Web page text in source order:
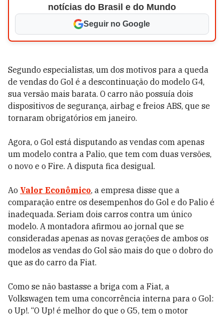
notícias do Brasil e do Mundo
Seguir no Google
Segundo especialistas, um dos motivos para a queda
de vendas do Gol é a descontinuação do modelo G4,
sua versão mais barata. O carro não possuía dois
dispositivos de segurança, airbag e freios ABS, que se
tornaram obrigatórios em janeiro.
Agora, o Gol está disputando as vendas com apenas
um modelo contra a Palio, que tem com duas versões,
o novo e o Fire. A disputa fica desigual.
Ao Valor Econômico, a empresa disse que a
comparação entre os desempenhos do Gol e do Palio é
inadequada. Seriam dois carros contra um único
modelo. A montadora afirmou ao jornal que se
consideradas apenas as novas gerações de ambos os
modelos as vendas do Gol são mais do que o dobro do
que as do carro da Fiat.
Como se não bastasse a briga com a Fiat, a
Volkswagen tem uma concorrência interna para o Gol:
o Up!. “O Up! é melhor do que o G5, tem o motor